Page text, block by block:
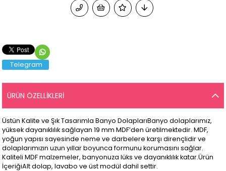
Telegram
ÜRÜN ÖZELLIKLERI
Üstün Kalite ve Şık Tasarımla Banyo DolaplarıBanyo dolaplarımız,
yüksek dayanıklılık sağlayan 19 mm MDF’den üretilmektedir. MDF,
yoğun yapısı sayesinde neme ve darbelere karşı dirençlidir ve
dolaplarımızın uzun yıllar boyunca formunu korumasını sağlar.
Kaliteli MDF malzemeler, banyonuza lüks ve dayanıklılık katar.Ürün
İçeriğiAlt dolap, lavabo ve üst modül dahil settir.